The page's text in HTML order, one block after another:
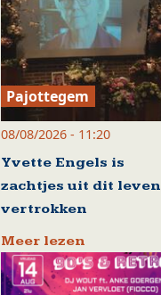
Pajottegem
08/08/2026 - 11:20
Yvette Engels is
zachtjes uit dit leven
vertrokken
Meer lezen